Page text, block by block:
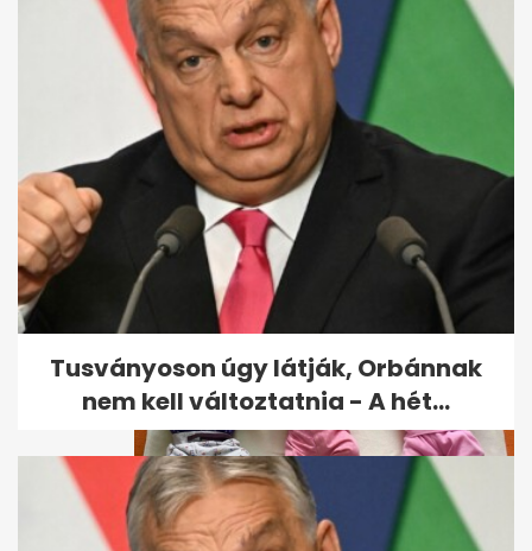
Hármas ikereket vár a magyar
hármas ikrek egyike
Tusványoson úgy látják, Orbánnak
nem kell változtatnia - A hét...